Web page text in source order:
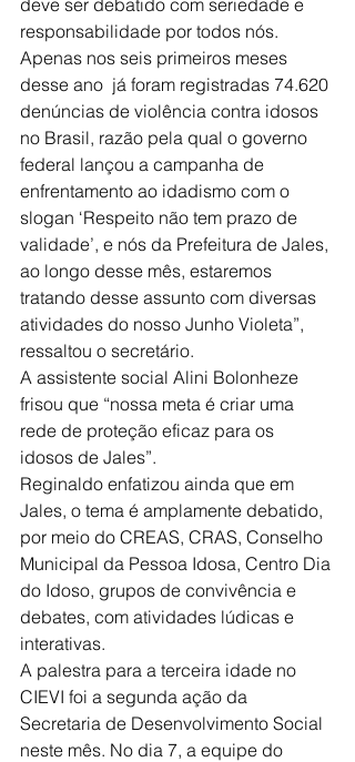
deve ser debatido com seriedade e
responsabilidade por todos nós.
Apenas nos seis primeiros meses
desse ano  já foram registradas 74.620
denúncias de violência contra idosos
no Brasil, razão pela qual o governo
federal lançou a campanha de
enfrentamento ao idadismo com o
slogan ‘Respeito não tem prazo de
validade’, e nós da Prefeitura de Jales,
ao longo desse mês, estaremos
tratando desse assunto com diversas
atividades do nosso Junho Violeta”,
ressaltou o secretário.
A assistente social Alini Bolonheze
frisou que “nossa meta é criar uma
rede de proteção eficaz para os
idosos de Jales”.
Reginaldo enfatizou ainda que em
Jales, o tema é amplamente debatido,
por meio do CREAS, CRAS, Conselho
Municipal da Pessoa Idosa, Centro Dia
do Idoso, grupos de convivência e
debates, com atividades lúdicas e
interativas.
A palestra para a terceira idade no
CIEVI foi a segunda ação da
Secretaria de Desenvolvimento Social
neste mês. No dia 7, a equipe do